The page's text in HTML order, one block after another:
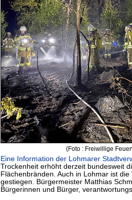
(Foto : Freiwillige
Eine Information der Lohmarer
Trockenheit erhöht derzeit bundesweit
Flächenbränden. Auch in Lohmar ist
gestiegen. Bürgermeister Matthias
Bürgerinnen und Bürger,